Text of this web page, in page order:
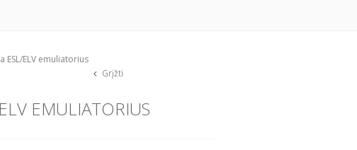
ESL/ELV emuliatorius
Grįžti
EMULIATORIUS